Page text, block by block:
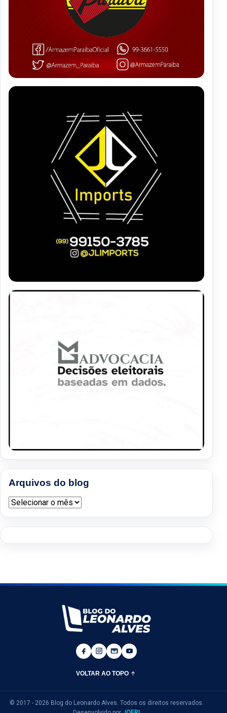
Arquivos do blog
Arquivos do blog
VOLTAR AO TOPO
© 2017 - 2026 Blog do Leonardo Alves. Todos os direitos reservados.